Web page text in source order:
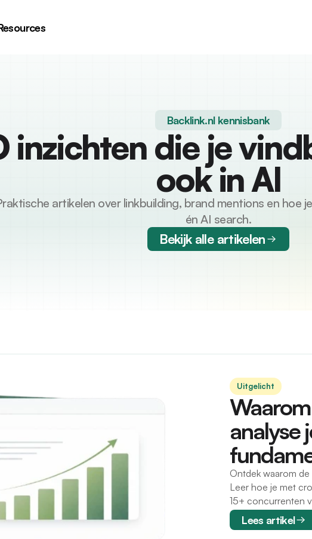
Backlink.nl kennisbank
inzichten die je
ook in AI
artikelen over linkbuilding, brand mentions en hoe
én AI search.
Bekijk alle artikelen
Uitgelicht
analyse
Ontdek waarom
Leer hoe je met
15+ concurrenten
Lees artikel